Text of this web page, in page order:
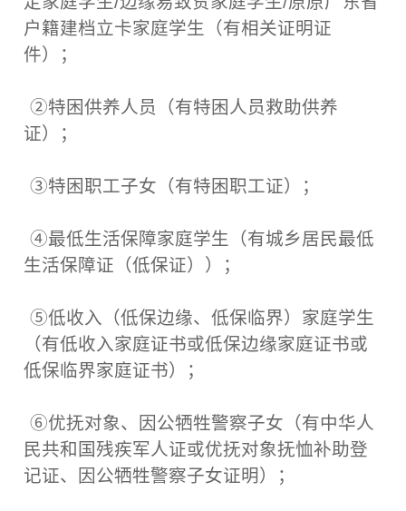
户籍建档立卡家庭学生（有相关证明证
件）；
②特困供养人员（有特困人员救助供养
证）；
③特困职工子女（有特困职工证）；
④最低生活保障家庭学生（有城乡居民最低
生活保障证（低保证））；
⑤低收入（低保边缘、低保临界）家庭学生
（有低收入家庭证书或低保边缘家庭证书或
低保临界家庭证书）；
⑥优抚对象、因公牺牲警察子女（有中华人
民共和国残疾军人证或优抚对象抚恤补助登
记证、因公牺牲警察子女证明）；